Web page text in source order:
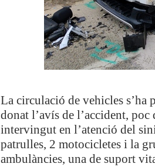
La circulació de vehicles s’ha
donat l’avís de l’accident,
intervingut en l’atenció del
patrulles, 2 motocicletes i la
ambulàncies, una de suport